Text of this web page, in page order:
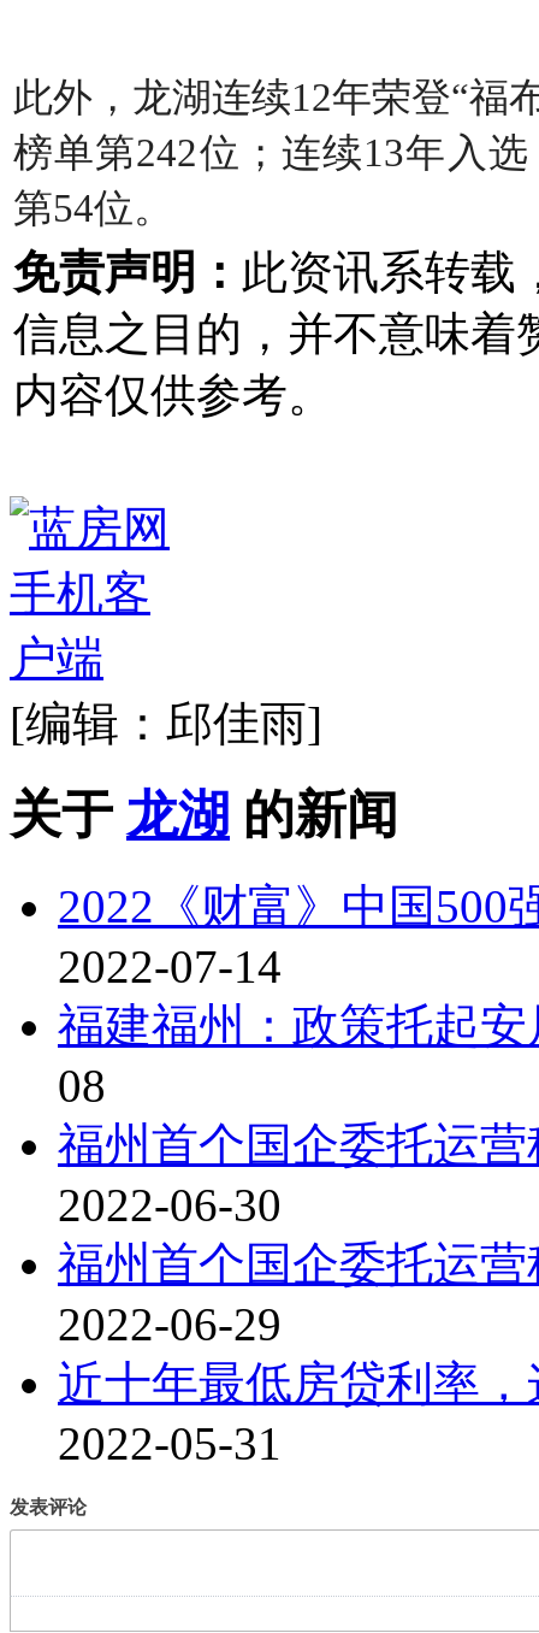
此外，龙湖连续12年荣登“福
榜单第242位；连续13年入
第54位。
免责声明： 此资讯系转载
信息之目的，并不意味着
内容仅供参考。
[编辑：邱佳雨]
关于 龙湖 的新闻
2022《财富》中国500
2022-07-14
福建福州：政策托起
08
福州首个国企委托运
2022-06-30
福州首个国企委托运
2022-06-29
近十年最低房贷利率
2022-05-31
发表评论